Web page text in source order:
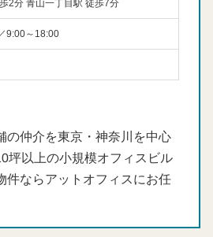
2分 青山一丁目駅 徒歩7分
9:00～18:00
の仲介を東京・神奈川を中心
坪以上の小規模オフィスビル
件ならアットオフィスにお任